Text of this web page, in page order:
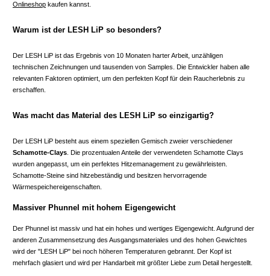
Onlineshop kaufen kannst.
Warum ist der LESH LiP so besonders?
Der LESH LiP ist das Ergebnis von 10 Monaten harter Arbeit, unzähligen
technischen Zeichnungen und tausenden von Samples. Die Entwickler haben alle
relevanten Faktoren optimiert, um den perfekten Kopf für dein Raucherlebnis zu
erschaffen.
Was macht das Material des LESH LiP so einzigartig?
Der LESH LiP besteht aus einem speziellen Gemisch zweier verschiedener
Schamotte-Clays . Die prozentualen Anteile der verwendeten Schamotte Clays
wurden angepasst, um ein perfektes Hitzemanagement zu gewährleisten.
Schamotte-Steine sind hitzebeständig und besitzen hervorragende
Wärmespeichereigenschaften.
Massiver Phunnel mit hohem Eigengewicht
Der Phunnel ist massiv und hat ein hohes und wertiges Eigengewicht. Aufgrund der
anderen Zusammensetzung des Ausgangsmateriales und des hohen Gewichtes
wird der "LESH LiP" bei noch höheren Temperaturen gebrannt. Der Kopf ist
mehrfach glasiert und wird per Handarbeit mit größter Liebe zum Detail hergestellt.